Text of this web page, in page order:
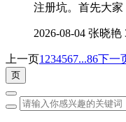
注册坑。首先大家
2026-08-04 张晓艳
上一页1 234567...86下一